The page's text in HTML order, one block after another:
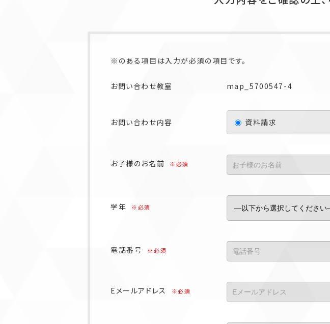
※のある項目は入力が必須の項目です。
お問い合わせ教室 map_5700547-4
お問い合わせ内容 資料請求
お子様のお名前 ※必須
学年 ※必須
電話番号 ※必須
Eメールアドレス ※必須